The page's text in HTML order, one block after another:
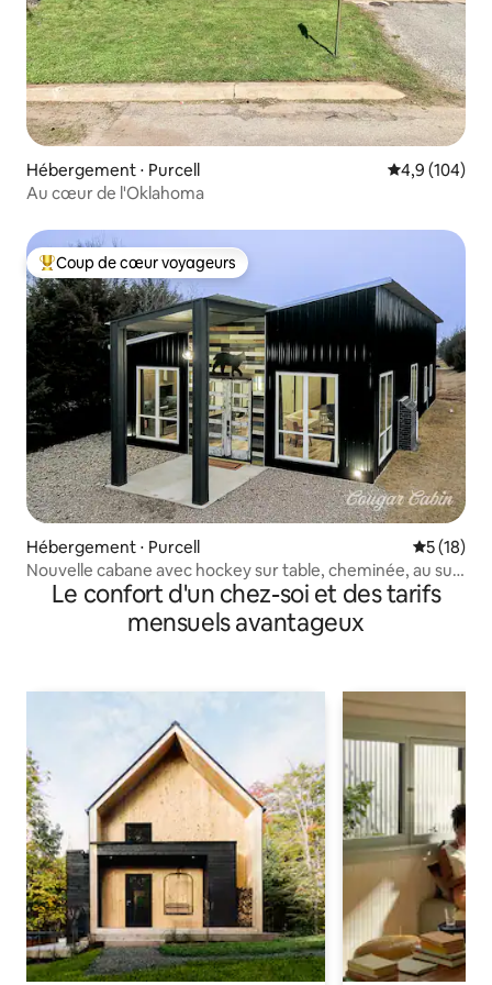
Hébergement ⋅ Purcell Évaluation
4,9 (104)
Au cœur de l'Oklahoma
Coups de cœur voyageurs les plus appréciés
Coup de cœur voyageurs
Hébergement ⋅ Purcell
5 (18)
Nouvelle cabane avec hockey sur table, cheminée, au sud
de Norman
Le confort d'un chez-soi et des tarifs
mensuels avantageux